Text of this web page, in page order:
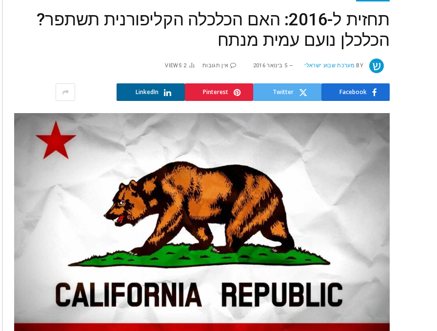
תחזית ל-2016: האם הכלכלה הקליפורנית תשתפר?
הכלכלן נועם עמית מנתח
BY מערכת שבוע ישראלי 5 בינואר 2016 אין תגובות 2
VIEWS
Facebook
Twitter
Pinterest
LinkedIn